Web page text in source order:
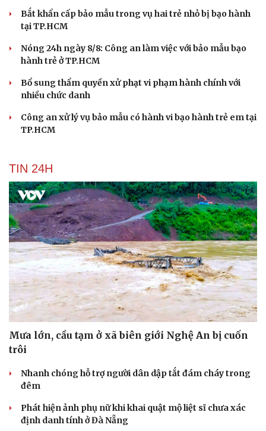
Du lịch
check-in
Hạt giống tâm hồn
Bắt khẩn cấp bảo mẫu trong vụ hai trẻ nhỏ bị bạo hành
tại TP.HCM
Nóng 24h ngày 8/8: Công an làm việc với bảo mẫu bạo
hành trẻ ở TP.HCM
Bổ sung thẩm quyền xử phạt vi phạm hành chính với
nhiều chức danh
Công an xử lý vụ bảo mẫu có hành vi bạo hành trẻ em tại
TP.HCM
TIN 24H
Mưa lớn, cầu tạm ở xã biên giới Nghệ An bị cuốn
trôi
Nhanh chóng hỗ trợ người dân dập tắt đám cháy trong
đêm
Phát hiện ảnh phụ nữ khi khai quật mộ liệt sĩ chưa xác
định danh tính ở Đà Nẵng